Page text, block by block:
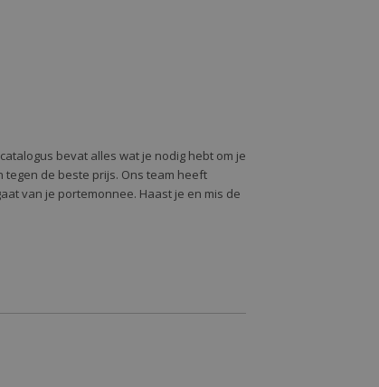
bevat alles wat je nodig hebt om je
de beste prijs. Ons team heeft
van je portemonnee. Haast je en mis de